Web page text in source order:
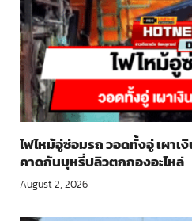
ไฟไหม้อู่ซ่อมรถ วอดทั้งอู่ เผา
คาดก้นบุหรี่ปลิวตกกองอะไหล่
August 2, 2026